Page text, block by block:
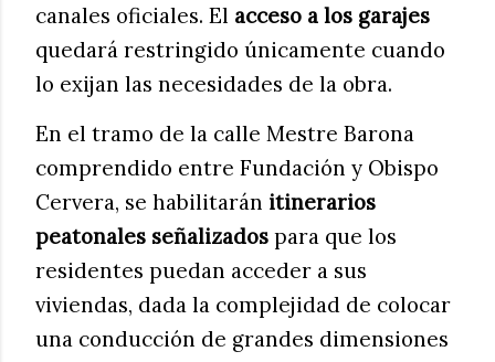
canales oficiales. El acceso a los garajes
quedará restringido únicamente cuando
lo exijan las necesidades de la obra.
En el tramo de la calle Mestre Barona
comprendido entre Fundación y Obispo
Cervera, se habilitarán itinerarios
peatonales señalizados para que los
residentes puedan acceder a sus
viviendas, dada la complejidad de colocar
una conducción de grandes dimensiones